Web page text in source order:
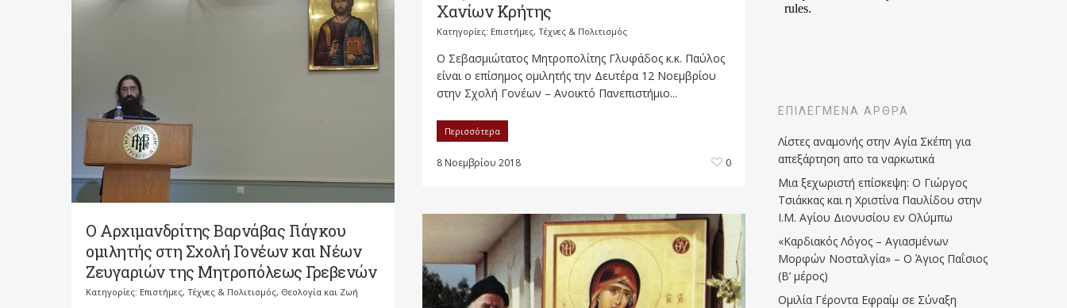
Χανίων Κρήτης
Κατηγορίες: Επιστήμες, Τέχνες & Πολιτισμός
Ο Σεβασμιώτατος Μητροπολίτης Γλυφάδος κ.κ. Παύλος
είναι ο επίσημος ομιλητής την Δευτέρα 12 Νοεμβρίου
στην Σχολή Γονέων – Ανοικτό Πανεπιστήμιο...
Περισσότερα
8 Νοεμβρίου 2018 0
Ο Αρχιμανδρίτης Βαρνάβας Γιάγκου
ομιλητής στη Σχολή Γονέων και Νέων
Ζευγαριών της Μητροπόλεως Γρεβενών
Κατηγορίες: Επιστήμες, Τέχνες & Πολιτισμός, Θεολογία και Ζωή
ΕΠΙΛΕΓΜΈΝΑ ΆΡΘΡΑ
Λίστες αναμονής στην Αγία Σκέπη για
απεξάρτηση απο τα ναρκωτικά
Μια ξεχωριστή επίσκεψη: Ο Γιώργος
Τσιάκκας και η Χριστίνα Παυλίδου στην
Ι.Μ. Αγίου Διονυσίου εν Ολύμπω
«Καρδιακός Λόγος – Αγιασμένων
Μορφών Νοσταλγία» – Ο Άγιος Παΐσιος
(Β’ μέρος)
Ομιλία Γέροντα Εφραίμ σε Σύναξη